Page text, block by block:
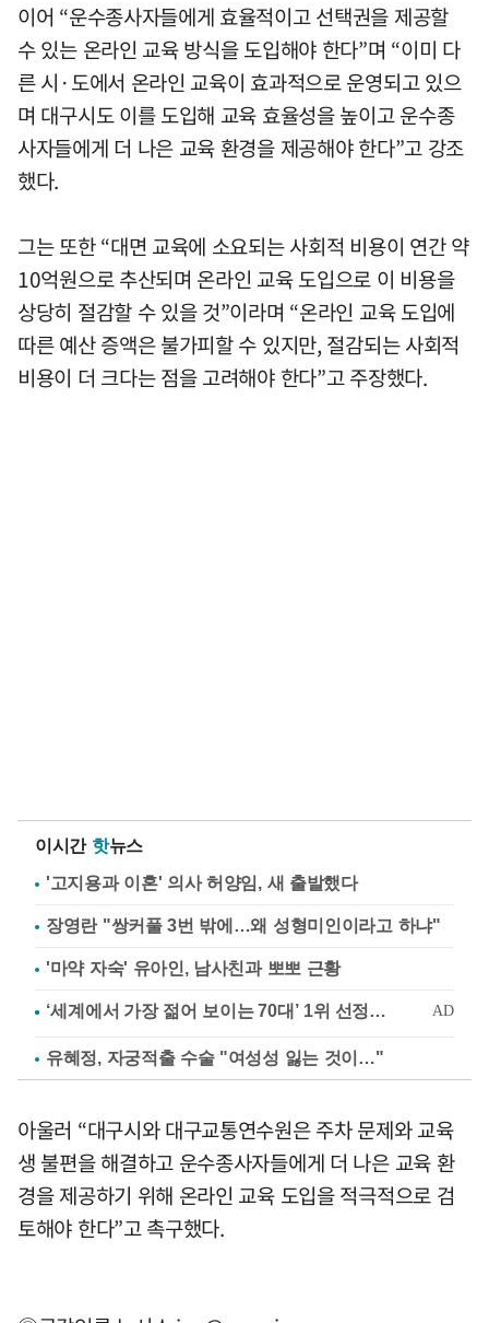
이어 “운수종사자들에게 효율적이고 선택권을 제공할
수 있는 온라인 교육 방식을 도입해야 한다”며 “이미 다
른 시·도에서 온라인 교육이 효과적으로 운영되고 있으
며 대구시도 이를 도입해 교육 효율성을 높이고 운수종
사자들에게 더 나은 교육 환경을 제공해야 한다”고 강조
했다.
그는 또한 “대면 교육에 소요되는 사회적 비용이 연간 약
10억원으로 추산되며 온라인 교육 도입으로 이 비용을
상당히 절감할 수 있을 것”이라며 “온라인 교육 도입에
따른 예산 증액은 불가피할 수 있지만, 절감되는 사회적
비용이 더 크다는 점을 고려해야 한다”고 주장했다.
이시간 핫뉴스
'고지용과 이혼' 의사 허양임, 새 출발했다
장영란 "쌍커풀 3번 밖에…왜 성형미인이라고 하냐"
'마약 자숙' 유아인, 남사친과 뽀뽀 근황
유혜정, 자궁적출 수술 "여성성 잃는 것이…"
아울러 “대구시와 대구교통연수원은 주차 문제와 교육
생 불편을 해결하고 운수종사자들에게 더 나은 교육 환
경을 제공하기 위해 온라인 교육 도입을 적극적으로 검
토해야 한다”고 촉구했다.